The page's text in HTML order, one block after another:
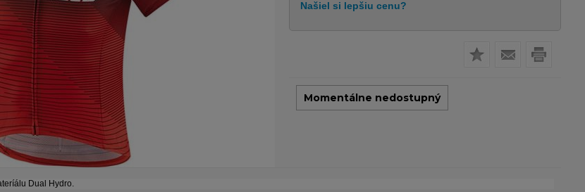
Momentálne nedostupný
Dual Hydro.